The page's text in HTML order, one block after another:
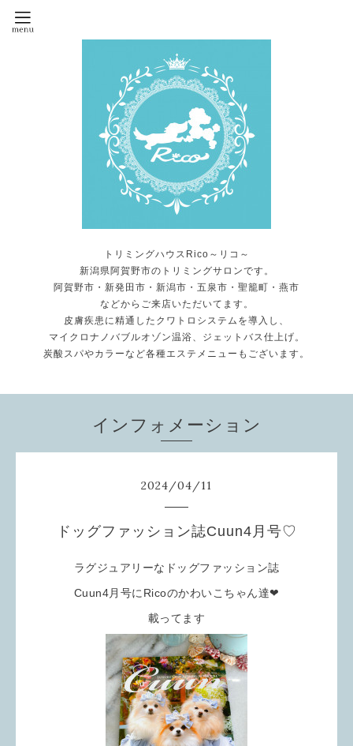
トリミングハウスRico～リコ～
新潟県阿賀野市のトリミングサロンです。
阿賀野市・新発田市・新潟市・五泉市・聖籠町・燕市
などからご来店いただいてます。
皮膚疾患に精通したクワトロシステムを導入し、
マイクロナノバブルオゾン温浴、ジェットバス仕上げ。
炭酸スパやカラーなど各種エステメニューもございます。
インフォメーション
2024/04/11
ドッグファッション誌Cuun4月号♡
ラグジュアリーなドッグファッション誌
Cuun4月号にRicoのかわいこちゃん達❤
載ってます